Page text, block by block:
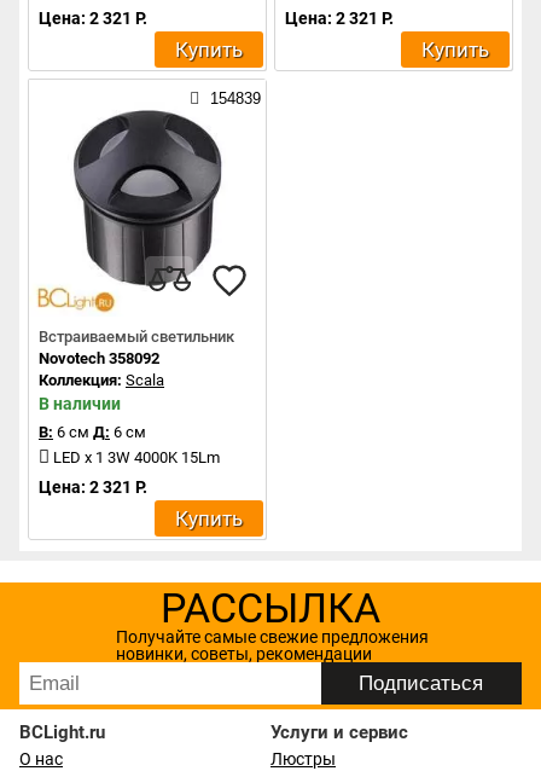
Цена: 2 321 Р.
Купить
Цена: 2 321 Р.
Купить
154839
Встраиваемый светильник
Novotech 358092
Коллекция: Scala
В наличии
В: 6 см Д: 6 см
LED x 1 3W 4000K 15Lm
Цена: 2 321 Р.
Купить
РАССЫЛКА
Получайте самые свежие предложения
новинки, советы, рекомендации
BCLight.ru
О нас
Услуги и сервис
Люстры